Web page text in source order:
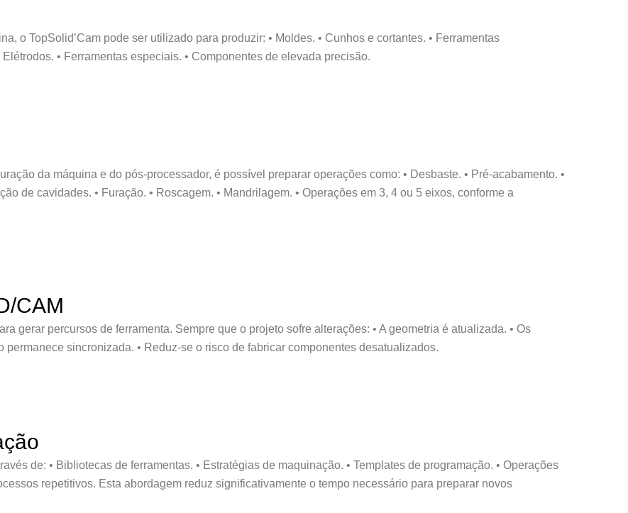
o TopSolid’Cam pode ser utilizado para produzir: • Moldes. • Cunhos e cortantes. • Ferramentas
• Ferramentas especiais. • Componentes de elevada precisão.
da máquina e do pós-processador, é possível preparar operações como: • Desbaste. • Pré-acabamento. •
de cavidades. • Furação. • Roscagem. • Mandrilagem. • Operações em 3, 4 ou 5 eixos, conforme a
CAM
gerar percursos de ferramenta. Sempre que o projeto sofre alterações: • A geometria é atualizada. • Os
permanece sincronizada. • Reduz-se o risco de fabricar componentes desatualizados.
de: • Bibliotecas de ferramentas. • Estratégias de maquinação. • Templates de programação. • Operações
repetitivos. Esta abordagem reduz significativamente o tempo necessário para preparar novos